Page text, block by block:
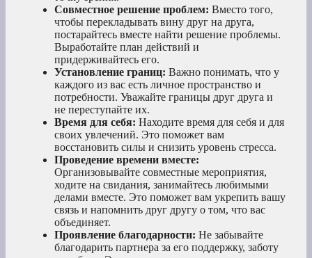
Совместное решение проблем: Вместо того,
чтобы перекладывать вину друг на друга,
постарайтесь вместе найти решение проблемы.
Выработайте план действий и
придерживайтесь его.
Установление границ: Важно понимать, что у
каждого из вас есть личное пространство и
потребности. Уважайте границы друг друга и
не переступайте их.
Время для себя: Находите время для себя и для
своих увлечений. Это поможет вам
восстановить силы и снизить уровень стресса.
Проведение времени вместе:
Организовывайте совместные мероприятия,
ходите на свидания, занимайтесь любимыми
делами вместе. Это поможет вам укрепить вашу
связь и напомнить друг другу о том, что вас
объединяет.
Проявление благодарности: Не забывайте
благодарить партнера за его поддержку, заботу